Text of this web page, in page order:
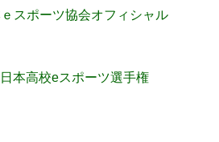
スポーツ協会オフィシャル
本高校eスポーツ選手権